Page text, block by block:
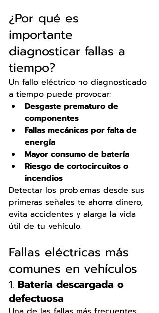
¿Por qué es
importante
diagnosticar fallas a
tiempo?
Un fallo eléctrico no diagnosticado
a tiempo puede provocar:
Desgaste prematuro de
componentes
Fallas mecánicas por falta de
energía
Mayor consumo de batería
Riesgo de cortocircuitos o
incendios
Detectar los problemas desde sus
primeras señales te ahorra dinero,
evita accidentes y alarga la vida
útil de tu vehículo.
Fallas eléctricas más
comunes en vehículos
1. Batería descargada o
defectuosa